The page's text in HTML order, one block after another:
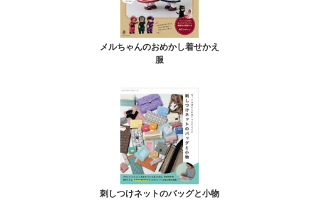
メルちゃんのおめかし着せかえ
服
刺しつけネットのバッグと小物